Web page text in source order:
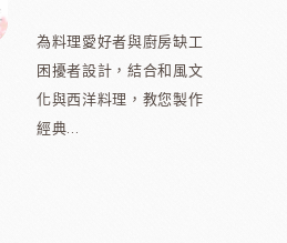
為料理愛好者與廚房缺工
困擾者設計，結合和風文
化與西洋料理，教您製作
經典...